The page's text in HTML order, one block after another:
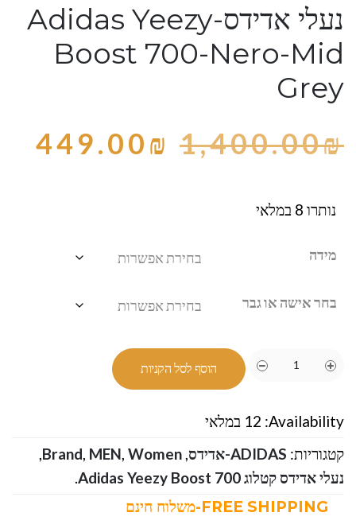
נעלי אדידס-Adidas Yeezy
Boost 700-Nero-Mid
Grey
1,400.00₪
449.00₪
נותרו 8 במלאי
מידה
בחר אישה או גבר
הוסף לסל הקניות
Availability: 12 במלאי
קטגוריות: ADIDAS-אדידס ,
Brand, MEN, Women
,
נעלי אדידס קטלוג Adidas Yeezy Boost 700
.